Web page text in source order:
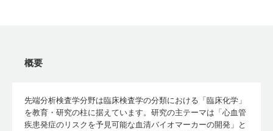
概要
先端分析検査学分野は臨床検査学の分類における「臨床化学」
を教育・研究の柱に据えています。研究の主テーマは「心血管
疾患発症のリスクを予見可能な血清バイオマーカーの開発」と